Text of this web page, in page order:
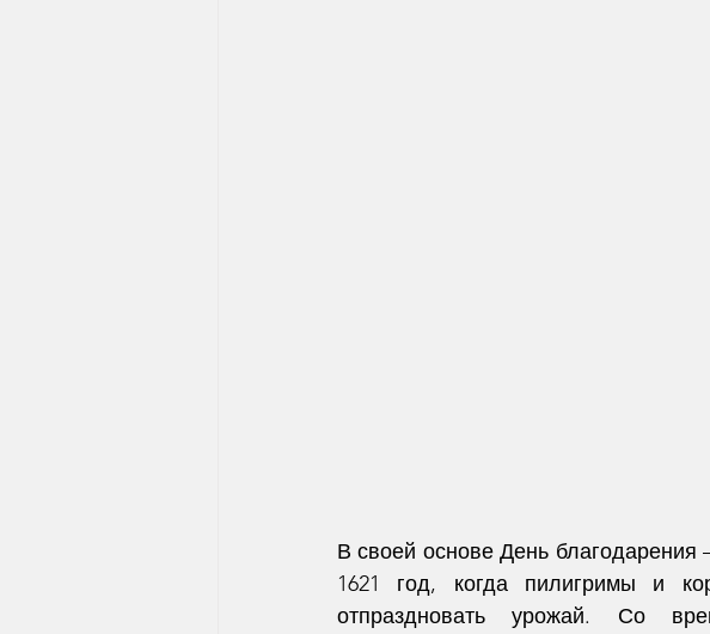
В своей основе День благодарения
1621 год, когда пилигримы и
отпраздновать урожай. Со